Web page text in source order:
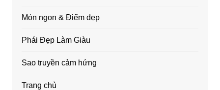
Món ngon & Điểm đẹp
Phái Đẹp Làm Giàu
Sao truyền cảm hứng
Trang chủ